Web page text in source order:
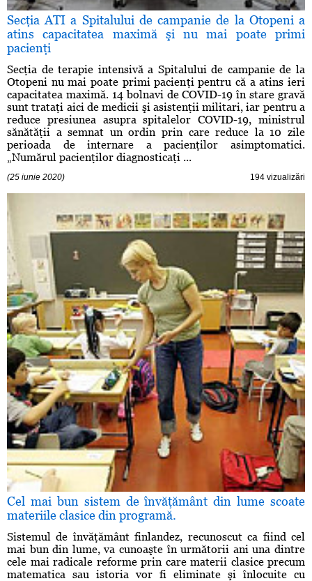
Secţia ATI a Spitalului de campanie de la Otopeni a
atins capacitatea maximă şi nu mai poate primi
pacienţi
Secţia de terapie intensivă a Spitalului de campanie de la
Otopeni nu mai poate primi pacienţi pentru că a atins ieri
capacitatea maximă. 14 bolnavi de COVID-19 în stare gravă
sunt trataţi aici de medicii şi asistenţii militari, iar pentru a
reduce presiunea asupra spitalelor COVID-19, ministrul
sănătăţii a semnat un ordin prin care reduce la 10 zile
perioada de internare a pacienţilor asimptomatici.
„Numărul pacienţilor diagnosticaţi ...
(25 iunie 2020) 194 vizualizări
Cel mai bun sistem de învăţământ din lume scoate
materiile clasice din programă.
Sistemul de învăţământ finlandez, recunoscut ca fiind cel
mai bun din lume, va cunoaşte în următorii ani una dintre
cele mai radicale reforme prin care materii clasice precum
matematica sau istoria vor fi eliminate şi înlocuite cu